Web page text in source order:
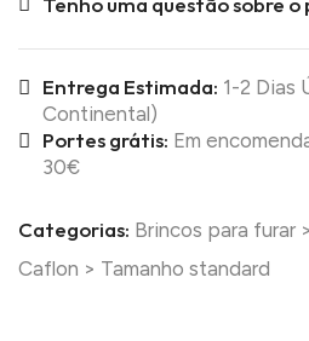
Entrega Estimada: 1-2 Dias
Continental)
Portes grátis: Em
30€
Categorias: Brincos para furar >
Caflon > Tamanho standard